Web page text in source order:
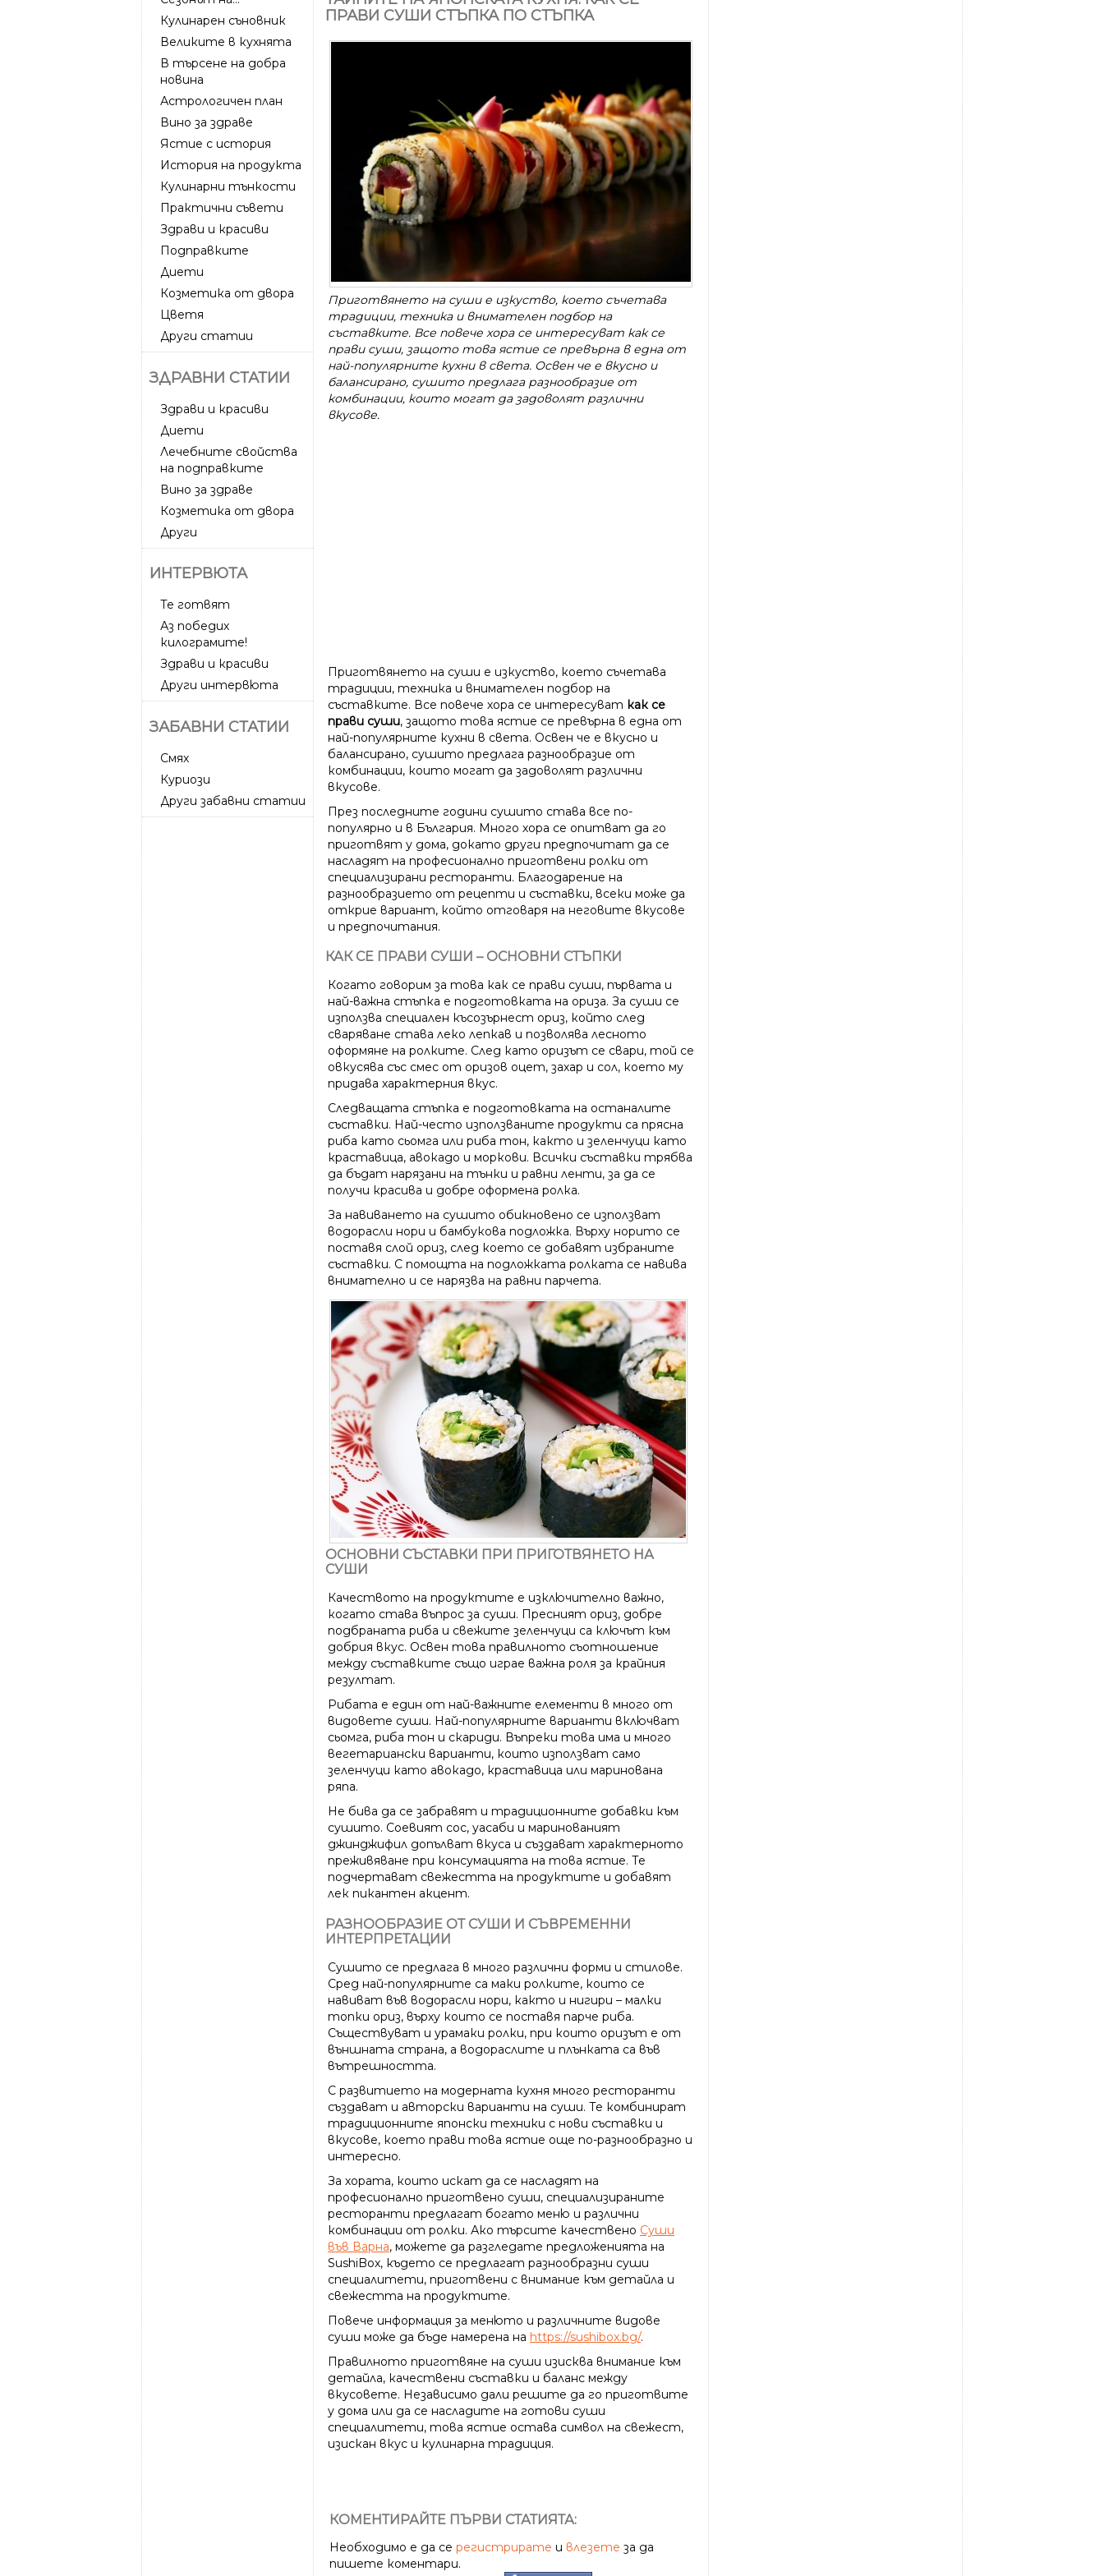
Кулинарен съновник
Великите в кухнята
В търсене на добра
новина
Астрологичен план
Вино за здраве
Ястие с история
История на продукта
Кулинарни тънкости
Практични съвети
Здрави и красиви
Подправките
Диети
Козметика от двора
Цветя
Други статии
ЗДРАВНИ СТАТИИ
Здрави и красиви
Диети
Лечебните свойства
на подправките
Вино за здраве
Козметика от двора
Други
ИНТЕРВЮТА
Те готвят
Аз победих
килограмите!
Здрави и красиви
Други интервюта
ЗАБАВНИ СТАТИИ
Смях
Куриози
Други забавни статии
ПРАВИ СУШИ СТЪПКА ПО СТЪПКА
Приготвянето на суши е изкуство, което съчетава
традиции, техника и внимателен подбор на
съставките. Все повече хора се интересуват как се
прави суши, защото това ястие се превърна в една от
най-популярните кухни в света. Освен че е вкусно и
балансирано, сушито предлага разнообразие от
комбинации, които могат да задоволят различни
вкусове.
Приготвянето на суши е изкуство, което съчетава
традиции, техника и внимателен подбор на
съставките. Все повече хора се интересуват как се
прави суши, защото това ястие се превърна в една от
най-популярните кухни в света. Освен че е вкусно и
балансирано, сушито предлага разнообразие от
комбинации, които могат да задоволят различни
вкусове.
През последните години сушито става все по-
популярно и в България. Много хора се опитват да го
приготвят у дома, докато други предпочитат да се
насладят на професионално приготвени ролки от
специализирани ресторанти. Благодарение на
разнообразието от рецепти и съставки, всеки може да
открие вариант, който отговаря на неговите вкусове
и предпочитания.
КАК СЕ ПРАВИ СУШИ – ОСНОВНИ СТЪПКИ
Когато говорим за това как се прави суши, първата и
най-важна стъпка е подготовката на ориза. За суши се
използва специален късозърнест ориз, който след
сваряване става леко лепкав и позволява лесното
оформяне на ролките. След като оризът се свари, той се
овкусява със смес от оризов оцет, захар и сол, което му
придава характерния вкус.
Следващата стъпка е подготовката на останалите
съставки. Най-често използваните продукти са прясна
риба като сьомга или риба тон, както и зеленчуци като
краставица, авокадо и моркови. Всички съставки трябва
да бъдат нарязани на тънки и равни ленти, за да се
получи красива и добре оформена ролка.
За навиването на сушито обикновено се използват
водорасли нори и бамбукова подложка. Върху норито се
поставя слой ориз, след което се добавят избраните
съставки. С помощта на подложката ролката се навива
внимателно и се нарязва на равни парчета.
ОСНОВНИ СЪСТАВКИ ПРИ ПРИГОТВЯНЕТО НА
СУШИ
Качеството на продуктите е изключително важно,
когато става въпрос за суши. Пресният ориз, добре
подбраната риба и свежите зеленчуци са ключът към
добрия вкус. Освен това правилното съотношение
между съставките също играе важна роля за крайния
резултат.
Рибата е един от най-важните елементи в много от
видовете суши. Най-популярните варианти включват
сьомга, риба тон и скариди. Въпреки това има и много
вегетариански варианти, които използват само
зеленчуци като авокадо, краставица или маринована
ряпа.
Не бива да се забравят и традиционните добавки към
сушито. Соевият сос, уасаби и маринованият
джинджифил допълват вкуса и създават характерното
преживяване при консумацията на това ястие. Те
подчертават свежестта на продуктите и добавят
лек пикантен акцент.
РАЗНООБРАЗИЕ ОТ СУШИ И СЪВРЕМЕННИ
ИНТЕРПРЕТАЦИИ
Сушито се предлага в много различни форми и стилове.
Сред най-популярните са маки ролките, които се
навиват във водорасли нори, както и нигири – малки
топки ориз, върху които се поставя парче риба.
Съществуват и урамаки ролки, при които оризът е от
външната страна, а водораслите и плънката са във
вътрешността.
С развитието на модерната кухня много ресторанти
създават и авторски варианти на суши. Те комбинират
традиционните японски техники с нови съставки и
вкусове, което прави това ястие още по-разнообразно и
интересно.
За хората, които искат да се насладят на
професионално приготвено суши, специализираните
ресторанти предлагат богато меню и различни
комбинации от ролки. Ако търсите качествено Суши
във Варна, можете да разгледате предложенията на
SushiBox, където се предлагат разнообразни суши
специалитети, приготвени с внимание към детайла и
свежестта на продуктите.
Повече информация за менюто и различните видове
суши може да бъде намерена на https://sushibox.bg/.
Правилното приготвяне на суши изисква внимание към
детайла, качествени съставки и баланс между
вкусовете. Независимо дали решите да го приготвите
у дома или да се насладите на готови суши
специалитети, това ястие остава символ на свежест,
изискан вкус и кулинарна традиция.
КОМЕНТИРАЙТЕ ПЪРВИ СТАТИЯТА:
Необходимо е да се регистрирате и влезете за да
пишете коментари.